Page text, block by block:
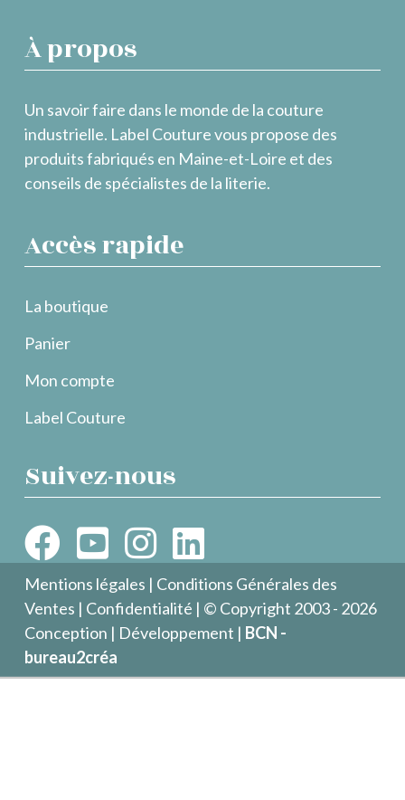
À propos
Un savoir faire dans le monde de la couture
industrielle. Label Couture vous propose des
produits fabriqués en Maine-et-Loire et des
conseils de spécialistes de la literie.
Accès rapide
La boutique
Panier
Mon compte
Label Couture
Suivez-nous
Mentions légales | Conditions Générales des
Ventes | Confidentialité | © Copyright 2003 - 2026
Conception | Développement | BCN -
bureau2créa